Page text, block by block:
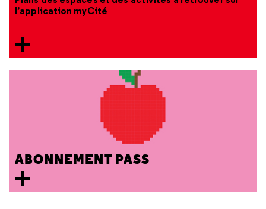
l’application myCité
ABONNEMENT PASS